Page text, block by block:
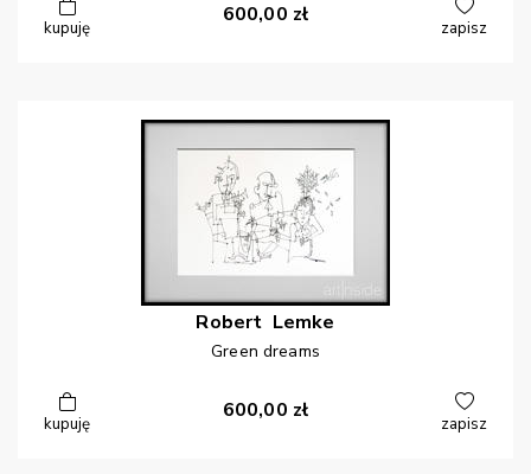
kupuję
600,00 zł
zapisz
Robert Lemke
Green dreams
kupuję
600,00 zł
zapisz